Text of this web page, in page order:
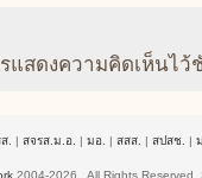
สดงความคิดเห็นไว้
. | สจรส.ม.อ. | มอ. | สสส. | สปสช. |
2004-2026 . All Rights